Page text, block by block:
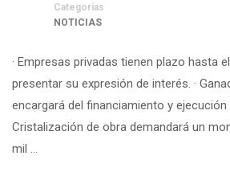
Categorías
NOTICIAS
· Empresas privadas tienen plazo hasta
presentar su expresión de interés. ·
encargará del financiamiento y ejecución
Cristalización de obra demandará un
mil …